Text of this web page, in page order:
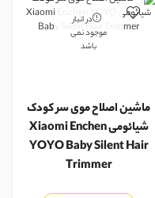
در انبار
موجود نمی
باشد
ماشین اصلاح موی سر کودک
شیائومی Xiaomi Enchen
YOYO Baby Silent Hair
Trimmer